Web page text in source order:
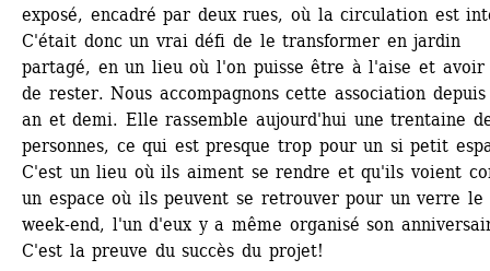
exposé, encadré par deux rues, où la circulation est
C'était donc un vrai défi de le transformer en jardin
partagé, en un lieu où l'on puisse être à l'aise et avoir
de rester. Nous accompagnons cette association depuis
an et demi. Elle rassemble aujourd'hui une trentaine
personnes, ce qui est presque trop pour un si petit
C'est un lieu où ils aiment se rendre et qu'ils voient
un espace où ils peuvent se retrouver pour un verre le
week-end, l'un d'eux y a même organisé son
C'est la preuve du succès du projet!